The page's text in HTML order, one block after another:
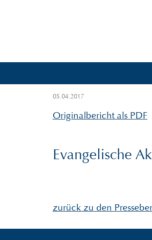
05.04.2017
Originalbericht als PDF
Evangelische
zurück zu den